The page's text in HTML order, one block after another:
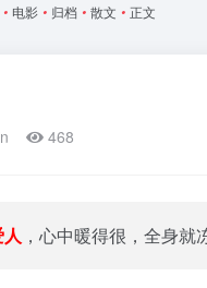
• 电影 • 归档 • 散文 • 正文
468
，心中暖得很，全身就